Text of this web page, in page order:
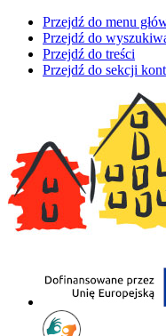
Przejdź do menu
Przejdź do
Przejdź do treści
Przejdź do sekcji